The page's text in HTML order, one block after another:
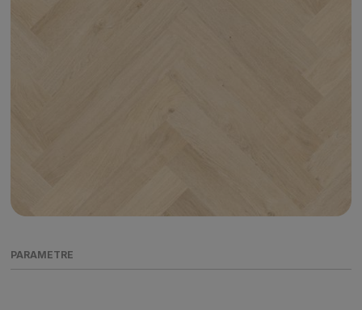
PARAMETRE